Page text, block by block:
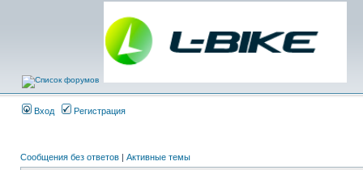
Вход Регистрация
Сообщения без ответов | Активные темы